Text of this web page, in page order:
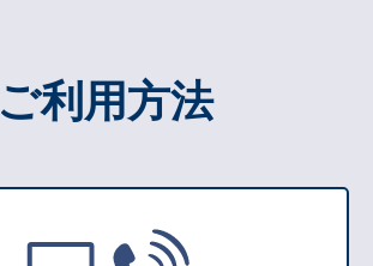
ご利用方法